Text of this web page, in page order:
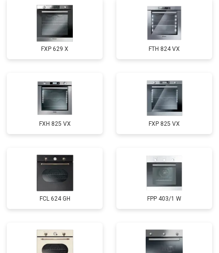
FXP 629 X FTH 824 VX
FXH 825 VX FXP 825 VX
FCL 624 GH FPP 403/1 W